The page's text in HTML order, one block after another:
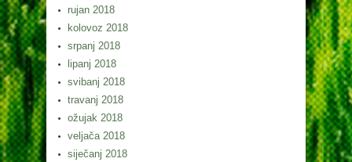
rujan 2018
kolovoz 2018
srpanj 2018
lipanj 2018
svibanj 2018
travanj 2018
ožujak 2018
veljača 2018
siječanj 2018